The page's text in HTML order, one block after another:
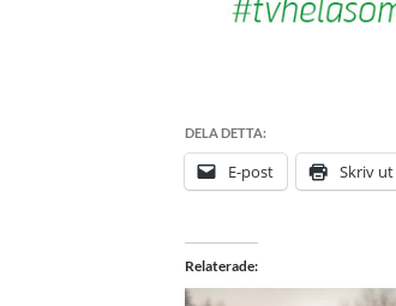
DELA DETTA:
E-post Skriv ut
Relaterade